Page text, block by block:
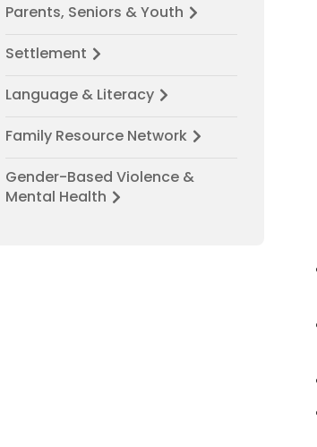
Parents, Seniors & Youth
Settlement
Language & Literacy
Family Resource Network
Gender-Based Violence &
Mental Health